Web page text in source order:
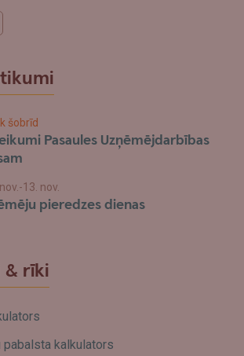
šobrīd
Pasaules Uzņēmējdarbības
13. nov.
pieredzes dienas
& rīki
pabalsta kalkulators